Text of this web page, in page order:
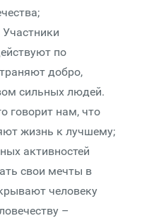
по
добро,
сильных людей.
говорит нам, что
жизнь к лучшему;
активностей
свои мечты в
человеку
–